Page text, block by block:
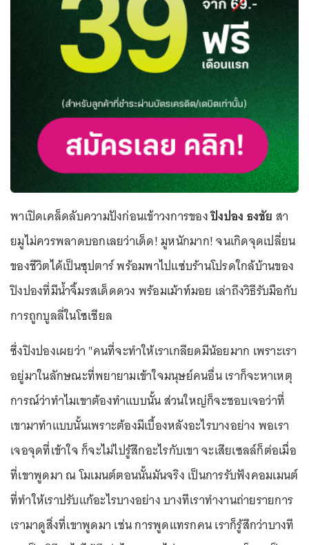
พาเปิดเคล็ดลับความปังก่อนเข้าวงการของปิงปอง ธงชัย สา
ยมูไม่ควรพลาดบอกเลยว่าเด็ด! มูหนักมาก! จนเกิดจุดเปลี่ยน
ของชีวิตได้เป็นซุปตาร์ พร้อมพาไปแซ่บร้านโปรดใกล้บ้านของ
ปิงปองที่มีน้ำจิ้มรสเด็ดดวง พร้อมเม้าท์มอย เล่าถึงวิธีรับมือกับ
การถูกบูลลี่ในโซเชียล
ซึ่งปิงปองเผยว่า "คนที่จะทำให้เราเกลียดมีน้อยมาก เพราะเรา
อยู่มาในลักษณะที่พยายามเข้าใจมนุษย์คนอื่น เราก็จะหาเหตุ
การณ์ว่าทำไมเขาต้องทำแบบนั้น ส่วนใหญ่ก็จะชอบเจอว่าที่
เขามาทำแบบนั้นเพราะต้องมีเบื้องหลังอะไรบางอย่าง พอเรา
เจอจุดที่เข้าใจ ก็จะไม่ไปรู้สึกอะไรกับเขา จะเสียเซลล์ก็ต่อเมื่อ
ที่เขาพูดมา ณ โมเมนต์ตอนนั้นมันจริง เป็นการรับฟังคอมเมนต์
ที่ทำให้เราปรับแก้อะไรบางอย่าง บางทีเราทำงานถ่ายรายการ
เรามาดูสิ่งที่เขาพูดมา เช่น การพูดแทรกคน เราก็รู้สึกว่าบางที